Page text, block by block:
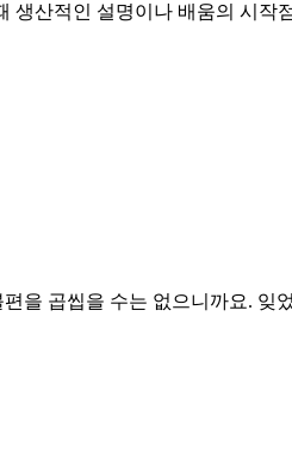
산적인 설명이나 배움의 시
을 곱씹을 수는 없으니까요.